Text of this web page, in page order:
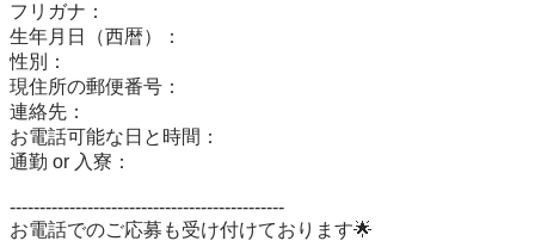
フリガナ：
生年月日（西暦）：
性別：
現住所の郵便番号：
連絡先：
お電話可能な日と時間：
通勤 or 入寮：
----------------------------------------------
お電話でのご応募も受け付けております🌟